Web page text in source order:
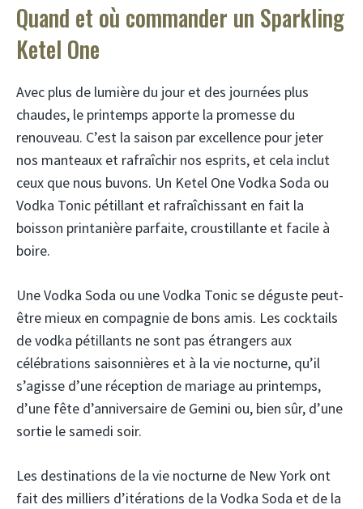
Quand et où commander un Sparkling
Ketel One
Avec plus de lumière du jour et des journées plus
chaudes, le printemps apporte la promesse du
renouveau. C’est la saison par excellence pour jeter
nos manteaux et rafraîchir nos esprits, et cela inclut
ceux que nous buvons. Un Ketel One Vodka Soda ou
Vodka Tonic pétillant et rafraîchissant en fait la
boisson printanière parfaite, croustillante et facile à
boire.
Une Vodka Soda ou une Vodka Tonic se déguste peut-
être mieux en compagnie de bons amis. Les cocktails
de vodka pétillants ne sont pas étrangers aux
célébrations saisonnières et à la vie nocturne, qu’il
s’agisse d’une réception de mariage au printemps,
d’une fête d’anniversaire de Gemini ou, bien sûr, d’une
sortie le samedi soir.
Les destinations de la vie nocturne de New York ont ​​
fait des milliers d’itérations de la Vodka Soda et de la